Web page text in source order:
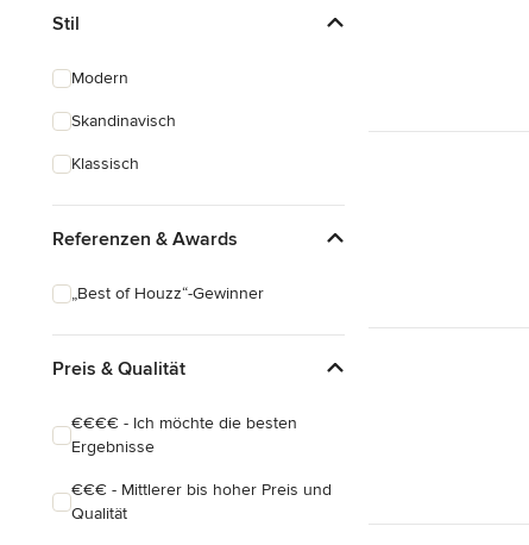
Küchenschränke nach Maß
Alle anzeigen
Stil
Modern
Skandinavisch
Klassisch
Referenzen & Awards
„Best of Houzz“-Gewinner
Preis & Qualität
€€€€ - Ich möchte die besten
Ergebnisse
€€€ - Mittlerer bis hoher Preis und
Qualität